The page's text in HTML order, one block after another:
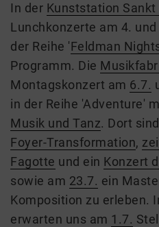
In der Kunststation Sankt
Lunchkonzerte am 4.
der Reihe 'Feldman
Programm. Die
Montagskonzert am 6.7.
in der Reihe 'Adventure'
Musik und Tanz. Dort
Foyer-Transformation,
Fagotte und ein Konzert
sowie am 23.7. ein
Komposition zu erleben.
erwarten uns am 1.7.